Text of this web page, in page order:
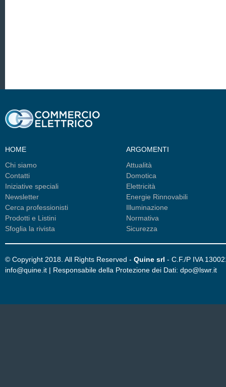
HOME
Chi siamo
Contatti
Iniziative speciali
Newsletter
Cerca professionisti
Prodotti e Listini
Sfoglia la rivista
ARGOMENTI
Attualità
Domotica
Elettricità
Energie Rinnovabili
Illuminazione
Normativa
Sicurezza
© Copyright 2018. All Rights Reserved - Quine srl - C.F./P IVA
info@quine.it | Responsabile della Protezione dei Dati: dpo@lswr.it